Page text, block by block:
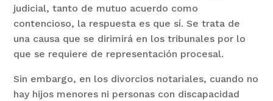
judicial, tanto de mutuo acuerdo como
contencioso, la respuesta es que sí. Se trata de
una causa que se dirimirá en los tribunales por lo
que se requiere de representación procesal.
Sin embargo, en los divorcios notariales, cuando no
hay hijos menores ni personas con discapacidad